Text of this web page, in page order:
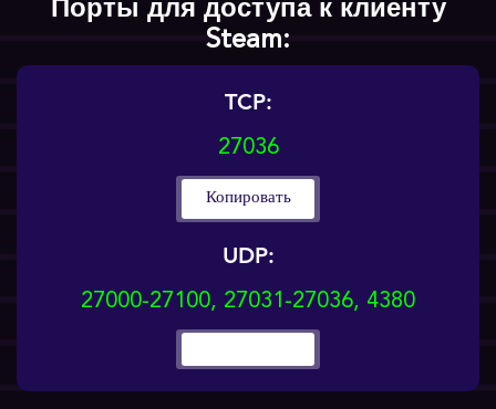
Порты для доступа к клиенту
Steam:
TCP:
27036
Копировать
UDP:
27000-27100, 27031-27036, 4380